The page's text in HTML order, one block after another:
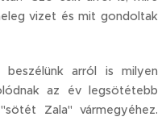
vizet és mit gondoltak
arról is milyen
az év legsötétebb
Zala" vármegyéhez.